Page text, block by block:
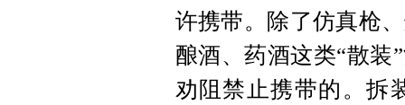
许携带。除了仿真枪
酿酒、药酒这类“散装
劝阻禁止携带的。拆